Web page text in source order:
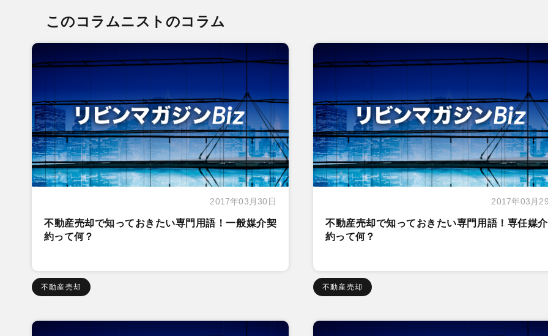
このコラムニストのコラム
2017年03月30日
不動産売却で知っておきたい専門用語！一般媒介契
約って何？
不動産売却
2017年03月
不動産売却で知っておきたい専門用語！専任媒
約って何？
不動産売却